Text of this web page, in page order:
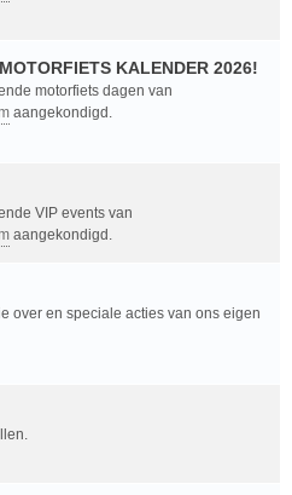
KALENDER 2026!
motorfiets dagen van
aangekondigd.
VIP events van
aangekondigd.
over en speciale acties van ons eigen